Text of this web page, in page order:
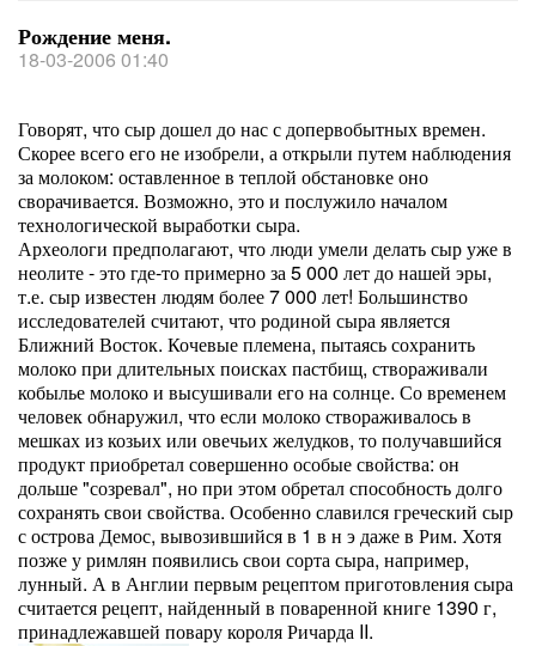
Рождение меня.
18-03-2006 01:40
Говорят, что сыр дошел до нас с допервобытных времен.
Скорее всего его не изобрели, а открыли путем наблюдения
за молоком: оставленное в теплой обстановке оно
сворачивается. Возможно, это и послужило началом
технологической выработки сыра.
Археологи предполагают, что люди умели делать сыр уже в
неолите - это где-то примерно за 5 000 лет до нашей эры,
т.е. сыр известен людям более 7 000 лет! Большинство
исследователей считают, что родиной сыра является
Ближний Восток. Кочевые племена, пытаясь сохранить
молоко при длительных поисках пастбищ, створаживали
кобылье молоко и высушивали его на солнце. Со временем
человек обнаружил, что если молоко створаживалось в
мешках из козьих или овечьих желудков, то получавшийся
продукт приобретал совершенно особые свойства: он
дольше "созревал", но при этом обретал способность долго
сохранять свои свойства. Особенно славился греческий сыр
с острова Демос, вывозившийся в 1 в н э даже в Рим. Хотя
позже у римлян появились свои сорта сыра, например,
лунный. А в Англии первым рецептом приготовления сыра
считается рецепт, найденный в поваренной книге 1390 г,
принадлежавшей повару короля Ричарда II.